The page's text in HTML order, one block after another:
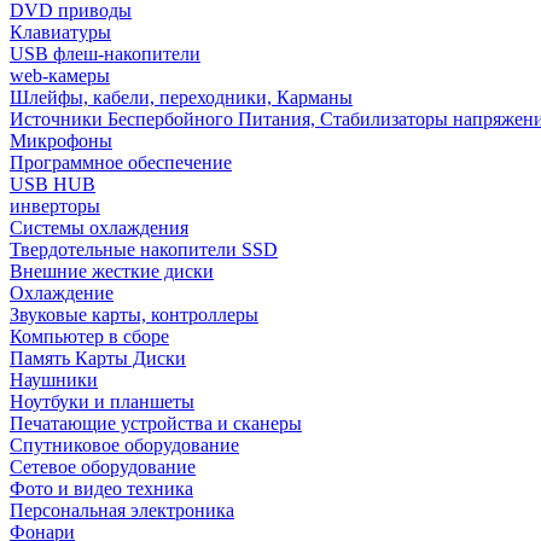
DVD приводы
Клавиатуры
USB флеш-накопители
web-камеры
Шлейфы, кабели, переходники, Карманы
Источники Беспербойного Питания, Стабилизаторы
Микрофоны
Программное обеспечение
USB HUB
инверторы
Системы охлаждения
Твердотельные накопители SSD
Внешние жесткие диски
Охлаждение
Звуковые карты, контроллеры
Компьютер в сборе
Память Карты Диски
Наушники
Ноутбуки и планшеты
Печатающие устройства и сканеры
Спутниковое оборудование
Сетевое оборудование
Фото и видео техника
Персональная электроника
Фонари